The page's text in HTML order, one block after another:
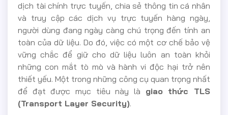
dịch tài chính trực tuyến, chia sẻ thông tin cá nhân
và truy cập các dịch vụ trực tuyến hàng ngày,
người dùng đang ngày càng chú trọng đến tính an
toàn của dữ liệu. Do đó, việc có một cơ chế bảo vệ
vững chắc để giữ cho dữ liệu luôn an toàn khỏi
những con mắt tò mò và hành vi độc hại trở nên
thiết yếu. Một trong những công cụ quan trọng nhất
để đạt được mục tiêu này là giao thức TLS
(Transport Layer Security).